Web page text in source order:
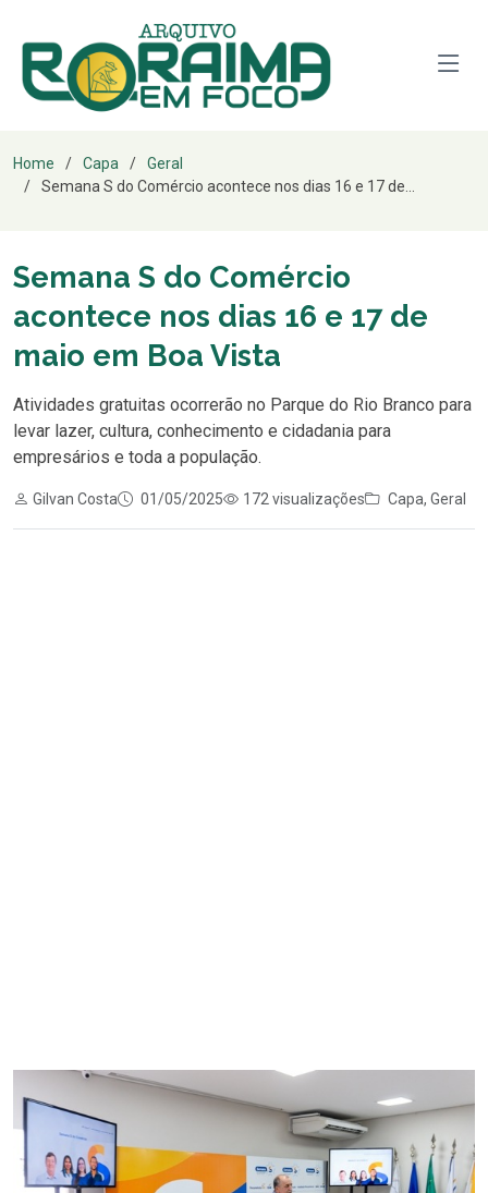
Home Capa
Geral
Semana S do Comércio acontece nos dias 16 e 17 de...
Semana S do Comércio
acontece nos dias 16 e 17 de
maio em Boa Vista
Atividades gratuitas ocorrerão no Parque do Rio Branco para
levar lazer, cultura, conhecimento e cidadania para
empresários e toda a população.
Gilvan Costa 01/05/2025 172 visualizações Capa, Geral